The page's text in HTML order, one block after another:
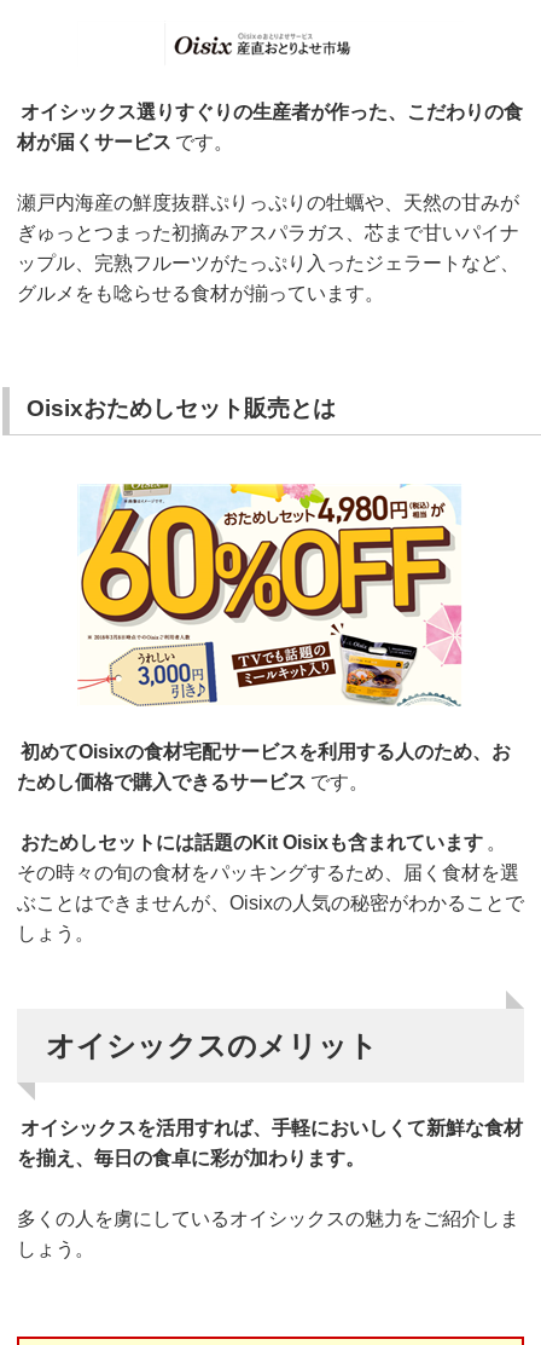
オイシックス選りすぐりの生産者が作った、こだわりの食
材が届くサービス です。
瀬戸内海産の鮮度抜群ぷりっぷりの牡蠣や、天然の甘みが
ぎゅっとつまった初摘みアスパラガス、芯まで甘いパイナ
ップル、完熟フルーツがたっぷり入ったジェラートなど、
グルメをも唸らせる食材が揃っています。
Oisixおためしセット販売とは
初めてOisixの食材宅配サービスを利用する人のため、お
ためし価格で購入できるサービス です。
おためしセットには話題のKit Oisixも含まれています 。
その時々の旬の食材をパッキングするため、届く食材を選
ぶことはできませんが、Oisixの人気の秘密がわかることで
しょう。
オイシックスのメリット
オイシックスを活用すれば、手軽においしくて新鮮な食材
を揃え、毎日の食卓に彩が加わります。
多くの人を虜にしているオイシックスの魅力をご紹介しま
しょう。